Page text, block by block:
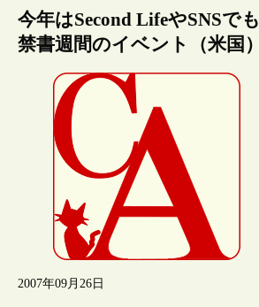
今年はSecond LifeやSNSでも
禁書週間のイベント（米国）
2007年09月26日